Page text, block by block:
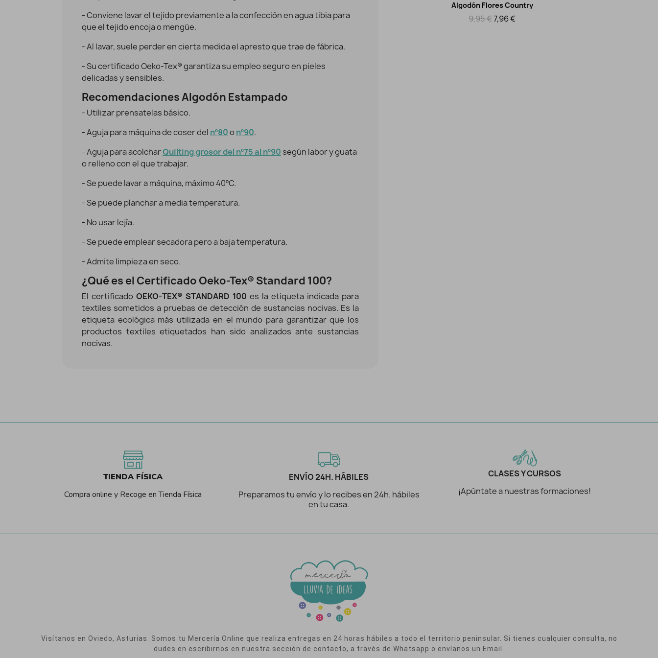
- Conviene lavar el tejido previamente a la confección en agua tibia para
que el tejido encoja o mengüe.
- Al lavar, suele perder en cierta medida el apresto que trae de fábrica.
- Su certificado Oeko-Tex® garantiza su empleo seguro en pieles
delicadas y sensibles.
Recomendaciones Algodón Estampado
- Utilizar prensatelas básico.
- Aguja para máquina de coser del nº80o nº90.
- Aguja para acolcharQuilting grosor del nº75 al nº90 según labor y guata
o relleno con el que trabajar.
- Se puede lavar a máquina, máximo 40ºC.
- Se puede planchar a media temperatura.
- No usar lejía.
- Se puede emplear secadora pero a baja temperatura.
- Admite limpieza en seco.
¿Qué es el Certificado Oeko-Tex® Standard 100?
El certificado OEKO-TEX® STANDARD 100 es la etiqueta indicada para
textiles sometidos a pruebas de detección de sustancias nocivas. Es la
etiqueta ecológica más utilizada en el mundo para garantizar que los
productos textiles etiquetados han sido analizados ante sustancias
nocivas.
7,96 € 9,95 €7,96 €
Vista rápida
Algodón Flores Country
9,95 €7,96 €
TIENDA FÍSICA
Compra online y Recoge en Tienda Física
ENVÍO 24H. HÁBILES
Preparamos tu envío y lo recibes en 24h. hábiles
en tu casa.
CLASES Y CURSOS
¡Apúntate a nuestras formaciones!
Visítanos en Oviedo, Asturias. Somos tu Mercería Online que realiza entregas en 24 horas hábiles a todo el territorio peninsular. Si tienes cualquier consulta, no
dudes en escribirnos en nuestra sección de contacto, a través de Whatsapp o envíanos un Email.